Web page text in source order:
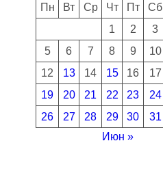
Пн
Вт Ср Чт Пт Сб
1
2 3
5
6 7 8 9 10
12
13 14 15 16 17
19
20 21 22 23 24
26
27 28 29 30
31
Июн »